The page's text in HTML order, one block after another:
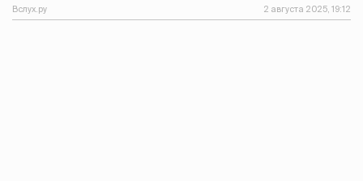
Вслух.ру 2 августа 2025, 19:12